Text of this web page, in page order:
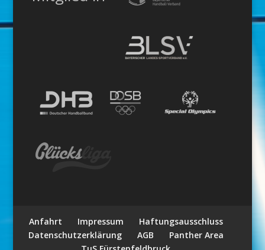
Anfahrt Impressum
Haftungsausschluss
Datenschutzerklärung
AGB
Panther Area